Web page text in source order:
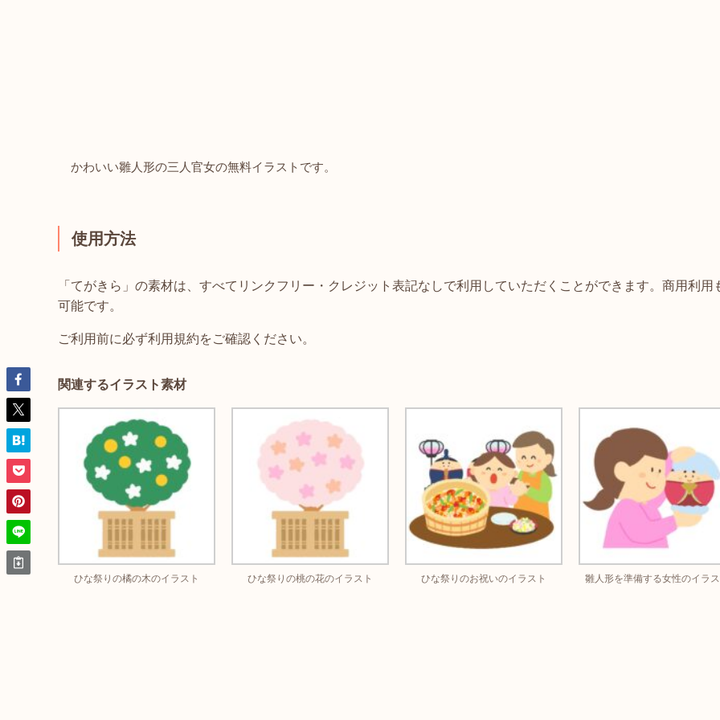
かわいい雛人形の三人官女の無料イラストです。
使用方法
「てがきら」の素材は、すべてリンクフリー・クレジット表記なしで利用していただくことができます。商用利用
可能です。
ご利用前に必ず利用規約をご確認ください。
関連するイラスト素材
ひな祭りの橘の木のイラスト ひな祭りの桃の花のイラスト ひな祭りのお祝いのイラスト 雛人形を準備する女性のイラ